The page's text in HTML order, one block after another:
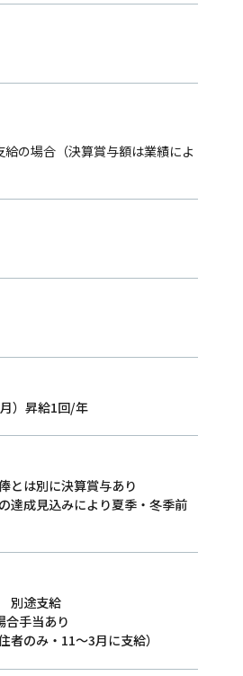
の場合（決算賞与額は業績によ
）昇給1回/年
とは別に決算賞与あり
達成見込みにより夏季・冬季前
別途支給
合手当あり
者のみ・11〜3月に支給）